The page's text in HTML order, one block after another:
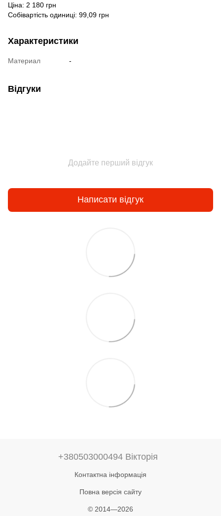
Ціна: 2 180 грн
Собівартість одиниці: 99,09 грн
Характеристики
Материал -
Відгуки
Додайте перший відгук
Написати відгук
+380503000494 Вікторія
Контактна інформація
Повна версія сайту
© 2014—2026